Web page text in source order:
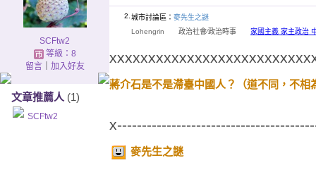
SCFtw2
等級：8
留言｜ 加入好友
文章推薦人 (1)
SCFtw2
2. 城市討論區： 麥先生之謎
Lohengrin 政治社會∕政治時事 家國主義 家主政治
蔣介石是不是滯臺中國人？（道不同，不相
麥先生之謎